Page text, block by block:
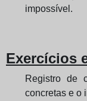
impossível.
Exercícios
Registro de
concretas e o